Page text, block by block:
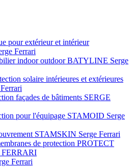
pour extérieur et intérieur
Ferrari
indoor outdoor BATYLINE Serge
solaire intérieures et extérieures
façades de bâtiments SERGE
pour l'équipage STAMOID Serge
STAMSKIN Serge Ferrari
de protection PROTECT
FERRARI
Ferrari